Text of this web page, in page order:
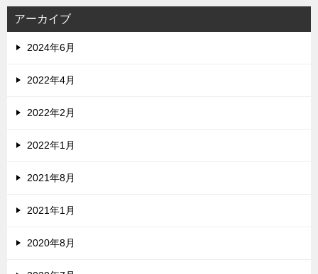
アーカイブ
2024年6月
2022年4月
2022年2月
2022年1月
2021年8月
2021年1月
2020年8月